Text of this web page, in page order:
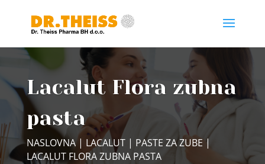
Lacalut Flora zubna
pasta
NASLOVNA| LACALUT| PASTE ZA ZUBE |
LACALUT FLORA ZUBNA PASTA